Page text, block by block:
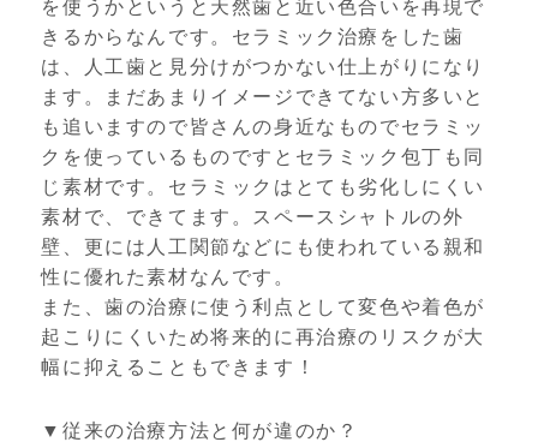
を使うかというと天然歯と近い色合いを再現で
きるからなんです。セラミック治療をした歯
は、人工歯と見分けがつかない仕上がりになり
ます。まだあまりイメージできてない方多いと
も追いますので皆さんの身近なものでセラミッ
クを使っているものですとセラミック包丁も同
じ素材です。セラミックはとても劣化しにくい
素材で、できてます。スペースシャトルの外
壁、更には人工関節などにも使われている親和
性に優れた素材なんです。
また、歯の治療に使う利点として変色や着色が
起こりにくいため将来的に再治療のリスクが大
幅に抑えることもできます！
▼従来の治療方法と何が違のか？